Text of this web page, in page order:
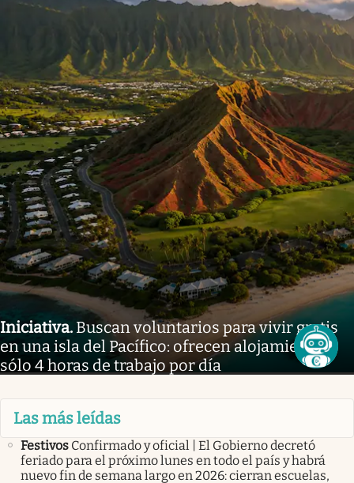
Iniciativa. Buscan voluntarios para vivir gratis
en una isla del Pacífico: ofrecen alojamiento y
sólo 4 horas de trabajo por día
Las más leídas
Festivos Confirmado y oficial | El Gobierno decretó
feriado para el próximo lunes en todo el país y habrá
nuevo fin de semana largo en 2026: cierran escuelas,